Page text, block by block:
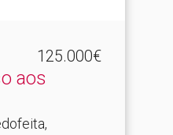
125.000€
aos